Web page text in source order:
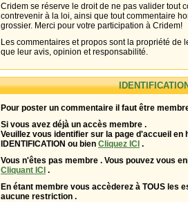
Cridem se réserve le droit de ne pas valider tout
contrevenir à la loi, ainsi que tout commentaire
grossier. Merci pour votre participation à Cridem!
Les commentaires et propos sont la propriété de
que leur avis, opinion et responsabilité.
Pour poster un commentaire il faut être
Si vous avez déjà un accès membre .
Veuillez vous identifier sur la page d'accueil en
IDENTIFICATION ou bien Cliquez ICI .
Vous n'êtes pas membre . Vous pouvez vous
Cliquant ICI .
En étant membre vous accèderez à TOUS les
aucune restriction .